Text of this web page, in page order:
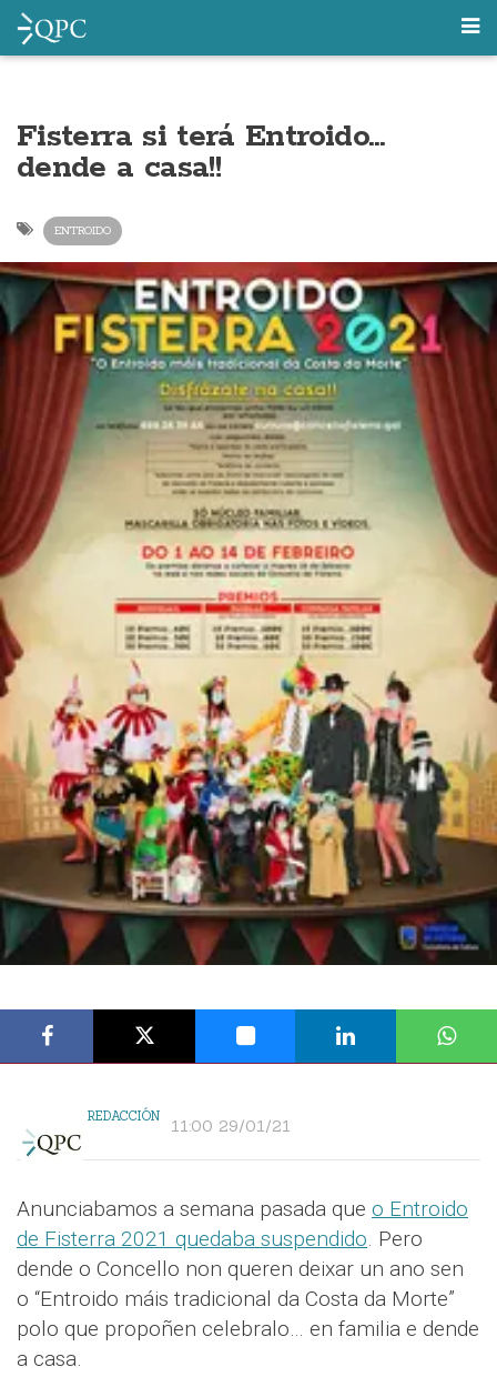
Fisterra si terá Entroido…
dende a casa!!
ENTROIDO
REDACCIÓN 11:00 29/01/21
Anunciabamos a semana pasada que o Entroido
de Fisterra 2021 quedaba suspendido. Pero
dende o Concello non queren deixar un ano sen
o “Entroido máis tradicional da Costa da Morte”
polo que propoñen celebralo… en familia e dende
a casa.